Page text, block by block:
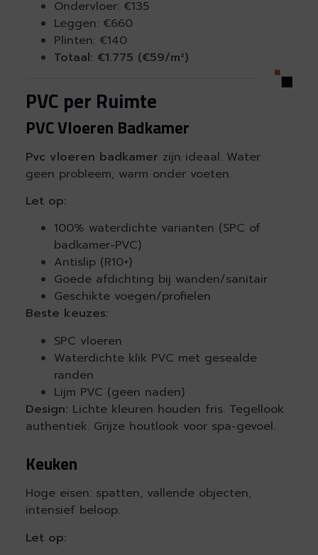
Ondervloer: €135
Leggen: €660
Plinten: €140
Totaal: €1.775 (€59/m²)
PVC per Ruimte
PVC Vloeren Badkamer
Pvc vloeren badkamer zijn ideaal. Water
geen probleem, warm onder voeten.
Let op:
100% waterdichte varianten (SPC of
badkamer-PVC)
Antislip (R10+)
Goede afdichting bij wanden/sanitair
Geschikte voegen/profielen
Beste keuzes:
SPC vloeren
Waterdichte klik PVC met gesealde
randen
Lijm PVC (geen naden)
Design: Lichte kleuren houden fris. Tegellook
authentiek. Grijze houtlook voor spa-gevoel.
Keuken
Hoge eisen: spatten, vallende objecten,
intensief beloop.
Let op: